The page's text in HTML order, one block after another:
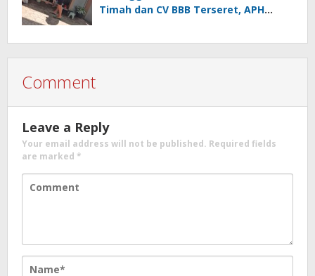
Timah dan CV BBB Terseret, APH
Comment
Leave a Reply
Your email address will not be published. Required fields
are marked *